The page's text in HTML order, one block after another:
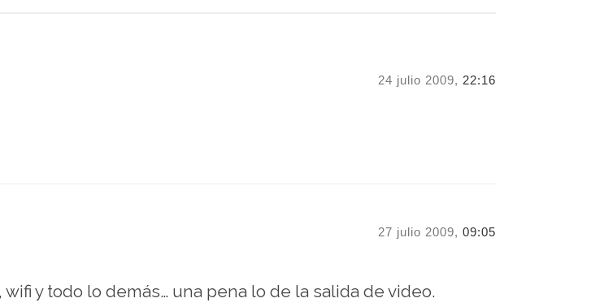
24 julio 2009, 22:16
27 julio 2009, 09:05
y todo lo demás… una pena lo de la salida de video.